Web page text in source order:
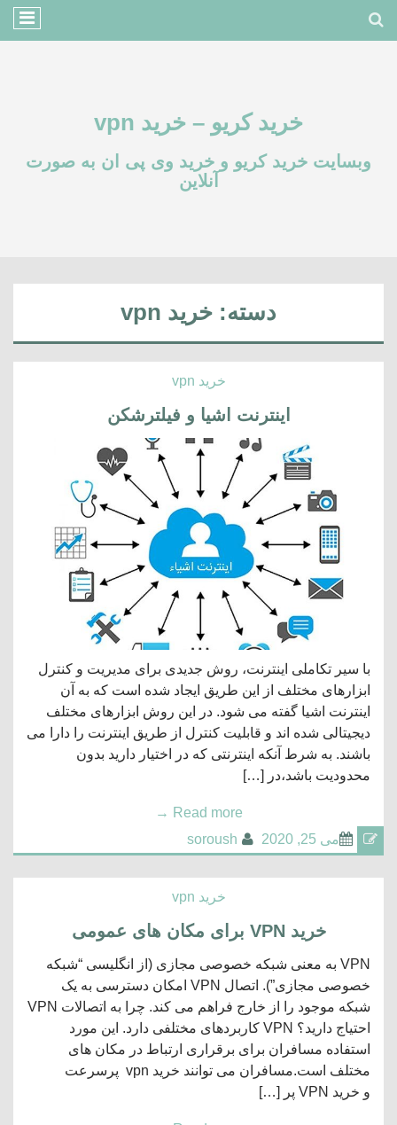
خرید کریو – خرید vpn
وبسایت خرید کریو و خرید وی پی ان به صورت
آنلاین
دسته: خرید vpn
خرید vpn
اینترنت اشیا و فیلترشکن
با سیر تکاملی اینترنت، روش جدیدی برای مدیریت و کنترل
ابزارهای مختلف از این طریق ایجاد شده است که به آن
اینترنت اشیا گفته می شود. در این روش ابزارهای مختلف
دیجیتالی شده اند و قابلیت کنترل از طریق اینترنت را دارا می
باشند. به شرط آنکه اینترنتی که در اختیار دارید بدون
محدودیت باشد،در […]
Read more
→
می 25, 2020
soroush
خرید vpn
خرید VPN برای مکان های عمومی
VPN به معنی شبکه خصوصی مجازی (از انگلیسی “شبکه
خصوصی مجازی”). اتصال VPN امکان دسترسی به یک
شبکه موجود را از خارج فراهم می کند. چرا به اتصالات VPN
احتیاج دارید؟ VPN کاربردهای مختلفی دارد. این مورد
استفاده مسافران برای برقراری ارتباط در مکان های
مختلف است.مسافران می توانند خرید vpn پرسرعت
و خرید VPN پر […]